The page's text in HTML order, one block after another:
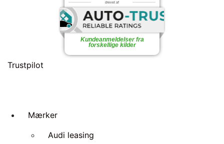
drevet af
Kundeanmeldelser fra
forskellige kilder
Trustpilot
Mærker
Audi leasing